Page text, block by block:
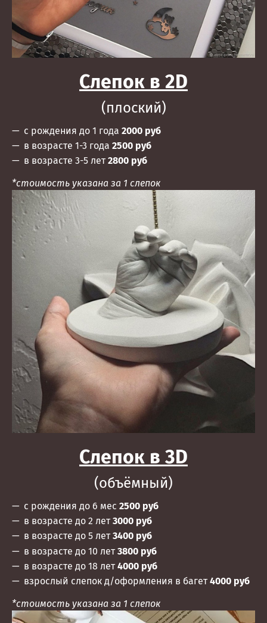
Слепок в 2D
(плоский)
с рождения до 1 года 2000 руб
в возрасте 1-3 года 2500 руб
в возрасте 3-5 лет2800 руб
*стоимость указана за 1 слепок
Слепок в 3D
(объёмный)
с рождения до 6 мес 2500 руб
в возрасте до 2 лет3000 руб
в возрасте до 5 лет3400 руб
в возрасте до 10 лет3800 руб
в возрасте до 18 лет4000 руб
взрослый слепок д/оформления в багет4000 руб
*стоимость указана за 1 слепок